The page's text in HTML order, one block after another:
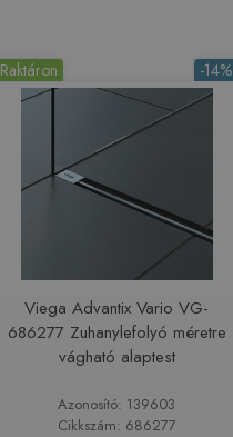
-14%
Raktáron
Viega Advantix Vario VG-
686277 Zuhanylefolyó méretre
vágható alaptest
Azonosító: 139603
Cikkszám: 686277